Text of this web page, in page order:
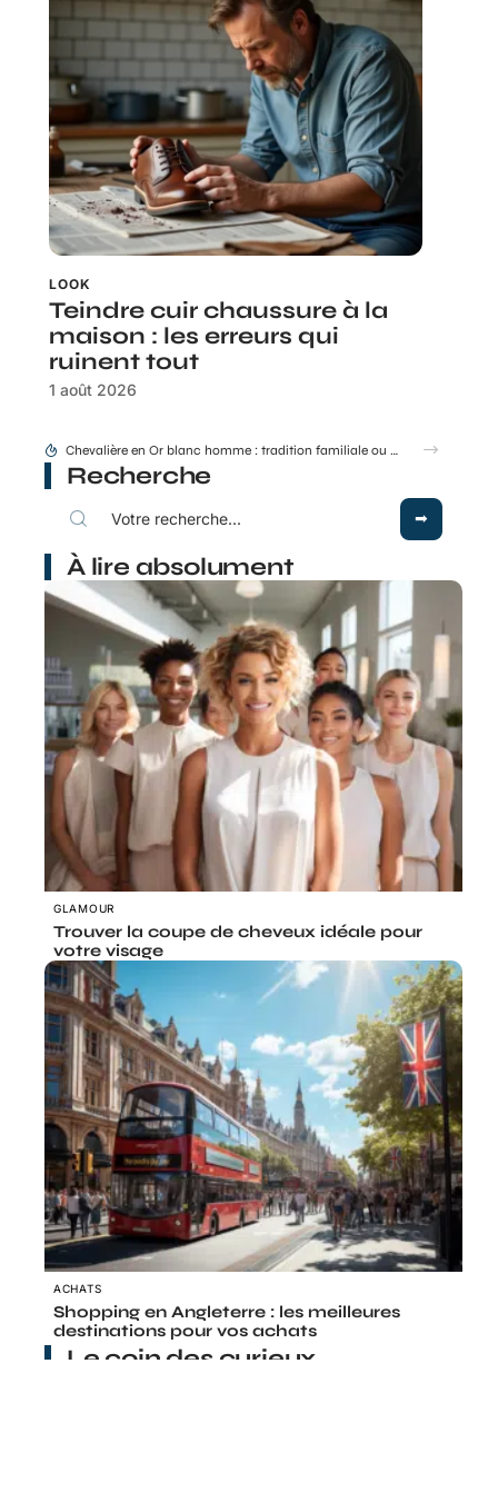
LOOK
Teindre cuir chaussure à la
maison : les erreurs qui
ruinent tout
1 août 2026
Montant Stil ML 48 50 : conseils de pose et d’entraxe
Recherche
À lire absolument
GLAMOUR
Trouver la coupe de cheveux idéale pour
votre visage
ACHATS
Shopping en Angleterre : les meilleures
destinations pour vos achats
Le coin des curieux